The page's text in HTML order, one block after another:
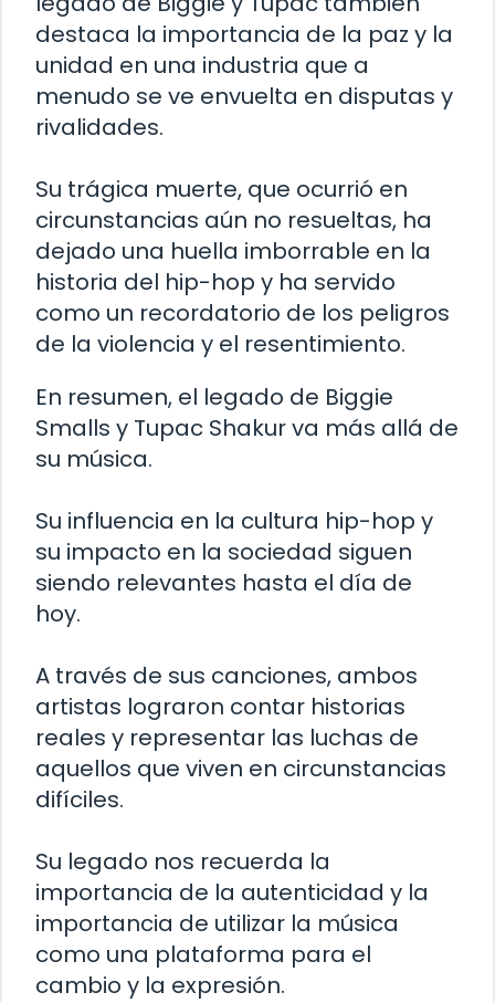
destaca la importancia de la paz y la
unidad en una industria que a
menudo se ve envuelta en disputas y
rivalidades.
Su trágica muerte, que ocurrió en
circunstancias aún no resueltas, ha
dejado una huella imborrable en la
historia del hip-hop y ha servido
como un recordatorio de los peligros
de la violencia y el resentimiento.
En resumen, el legado de Biggie
Smalls y Tupac Shakur va más allá de
su música.
Su influencia en la cultura hip-hop y
su impacto en la sociedad siguen
siendo relevantes hasta el día de
hoy.
A través de sus canciones, ambos
artistas lograron contar historias
reales y representar las luchas de
aquellos que viven en circunstancias
difíciles.
Su legado nos recuerda la
importancia de la autenticidad y la
importancia de utilizar la música
como una plataforma para el
cambio y la expresión.